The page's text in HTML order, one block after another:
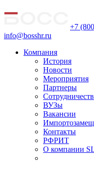
+7
info@bosshr.ru
Компания
История
Новости
Мероприятия
Партнеры
ВУЗы
Вакансии
Контакты
РФРИТ
О компании